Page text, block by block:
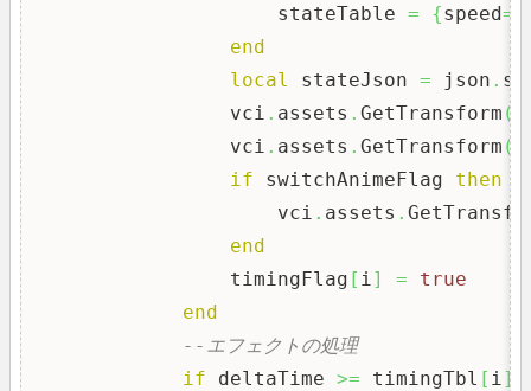
                    stateTable
= {speed=
end
local
stateJson = json .
                vci
. assets . GetTransform (
                vci
. assets . GetTransform (
if switchAnimeFlag then
                    vci
. assets .
end
                timingFlag
[ i] =
true
end
--エフェクトの処理
if deltaTime >= timingTbl [ i]